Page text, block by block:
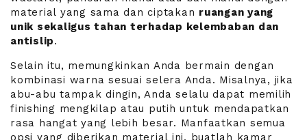
material yang sama dan ciptakan ruangan yang
unik sekaligus tahan terhadap kelembaban dan
antislip.
Selain itu, memungkinkan Anda bermain dengan
kombinasi warna sesuai selera Anda. Misalnya, jika
abu-abu tampak dingin, Anda selalu dapat memilih
finishing mengkilap atau putih untuk mendapatkan
rasa hangat yang lebih besar. Manfaatkan semua
opsi yang diberikan material ini, buatlah kamar